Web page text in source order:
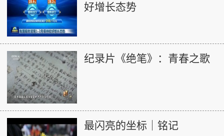
好增长态势
纪录片《绝笔》：青春之歌
最闪亮的坐标｜铭记